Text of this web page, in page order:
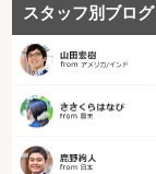
スタッフ別ブログ